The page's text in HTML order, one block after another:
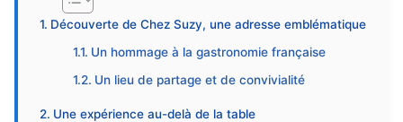
Découverte de Chez Suzy, une adresse emblématique
Un hommage à la gastronomie française
Un lieu de partage et de convivialité
Une expérience au-delà de la table